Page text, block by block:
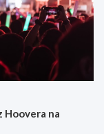
Hoovera na